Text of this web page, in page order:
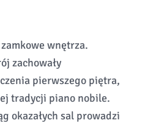
wnętrza.
zachowały
pierwszego piętra,
tradycji piano nobile.
okazałych sal prowadzi